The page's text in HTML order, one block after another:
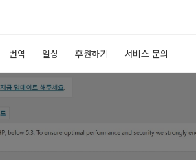
번역 일상 후원하기 서비스 문의